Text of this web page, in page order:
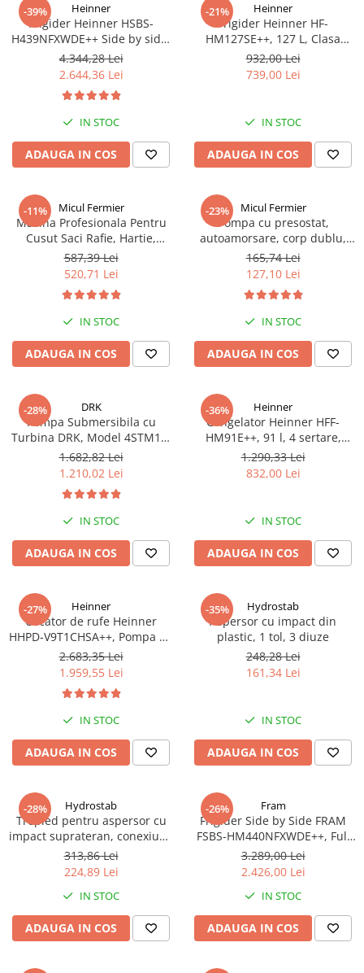
-39% Heinner
Frigider Heinner HSBS-
H439NFXWDE++ Side by side,
433 l, No Frost, Dozator de
apa, Functie smart, Functie
congelare si racire rapida,
Clasa E, H 176.5 cm, inox
4.344,28 Lei
2.644,36 Lei
IN STOC
ADAUGA IN COS
-21% Heinner
Frigider Heinner HF-
HM127SE++, 127 L, Clasa
energetică E, Dezghețare
automată, Control mecanic cu
termostat ajustabil, Ușă
932,00 Lei
739,00 Lei
IN STOC
ADAUGA IN COS
-11% Micul Fermier
Masina Profesionala Pentru
Cusut Saci Rafie, Hartie,
Panza-Plastic 210w taiere
automata, Micul Fermier GF-
1681
587,39 Lei
520,71 Lei
IN STOC
ADAUGA IN COS
-23% Micul Fermier
Pompa cu presostat,
autoamorsare, corp dublu,
12V, 8 litri / minut, 110PSI, 7.5
bari Pandora
165,74 Lei
127,10 Lei
IN STOC
ADAUGA IN COS
-28% DRK
Pompa Submersibila cu
Turbina DRK, Model 4STM10-
12, ieșire pe 2 Țoli, refulare la
74 m, putere 1.8kW 2.5cp, 12
turbine, debit 14400 m/h
1.682,82 Lei
1.210,02 Lei
IN STOC
ADAUGA IN COS
-36% Heinner
Congelator Heinner HFF-
HM91E++, 91 l, 4 sertare,
Clasa E, Control mecanic, H 85
cm, Alb
1.290,33 Lei
832,00 Lei
IN STOC
ADAUGA IN COS
-27% Heinner
Uscator de rufe Heinner
HHPD-V9T1CHSA++, Pompa de
caldura, 9 kg, Clasa A++,
Functie Anti-sifonare, Argintiu
2.683,35 Lei
1.959,55 Lei
IN STOC
ADAUGA IN COS
-35% Hydrostab
Aspersor cu impact din
plastic, 1 tol, 3 diuze
248,28 Lei
161,34 Lei
IN STOC
ADAUGA IN COS
-28% Hydrostab
Trepied pentru aspersor cu
impact suprateran, conexiune
cm
313,86 Lei
224,89 Lei
IN STOC
ADAUGA IN COS
-26% Fram
Frigider Side by Side FRAM
FSBS-HM440NFXWDE++, Full
No Frost, 439 L, Inverter,
Dozator apă, Display Touch,
Clasa E, Aspect Inox
3.289,00 Lei
2.426,00 Lei
IN STOC
ADAUGA IN COS